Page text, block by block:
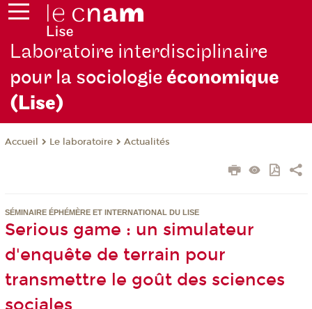
Laboratoire interdisciplinaire
pour la sociologieéconomique
(Lise)
Accueil Le laboratoire Actualités
SÉMINAIRE ÉPHÉMÈRE ET INTERNATIONAL DU LISE
Serious game : un simulateur
d'enquête de terrain pour
transmettre le goût des sciences
sociales